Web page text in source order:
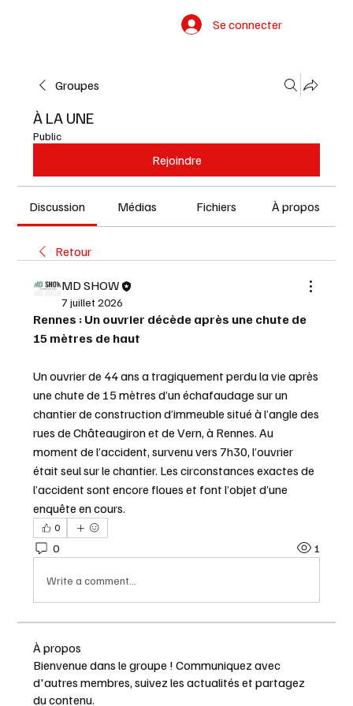
Se connecter
Groupes
À LA UNE
Public
Rejoindre
Discussion Médias Fichiers À propos
Retour
MD SHOW
7 juillet 2026
Rennes : Un ouvrier décède après une chute de
15 mètres de haut
Un ouvrier de 44 ans a tragiquement perdu la vie après
une chute de 15 mètres d’un échafaudage sur un
chantier de construction d’immeuble situé à l’angle des
rues de Châteaugiron et de Vern, à Rennes. Au
moment de l’accident, survenu vers 7h30, l’ouvrier
était seul sur le chantier. Les circonstances exactes de
l’accident sont encore floues et font l’objet d’une
enquête en cours.
0
0 1
Write a comment...
À propos
Bienvenue dans le groupe ! Communiquez avec
d'autres membres, suivez les actualités et partagez
du contenu.